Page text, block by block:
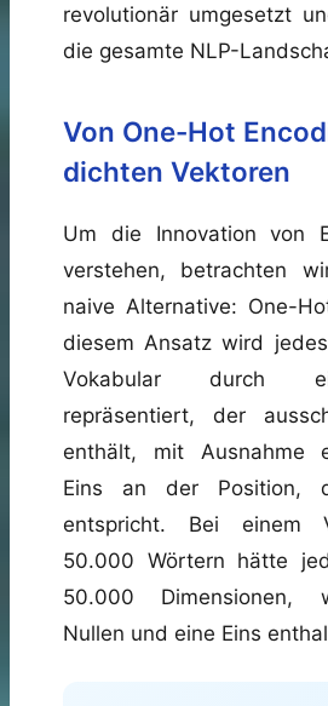
revolutionär umgesetzt
die gesamte NLP-
Von One-Hot
dichten Vektoren
Um die Innovation von
verstehen, betrachten
naive Alternative: One-
diesem Ansatz wird
Vokabular durch
repräsentiert, der
enthält, mit Ausnahme
Eins an der Position,
entspricht. Bei einem
50.000 Wörtern hätte
50.000 Dimensionen,
Nullen und eine Eins